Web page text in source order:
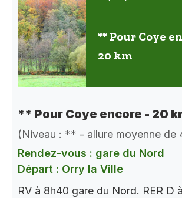
** Pour Coye
20 km
** Pour Coye encore - 20
(Niveau : ** - allure moyenne de
Rendez-vous : gare du Nord
Départ : Orry la Ville
RV à 8h40 gare du Nord. RER D